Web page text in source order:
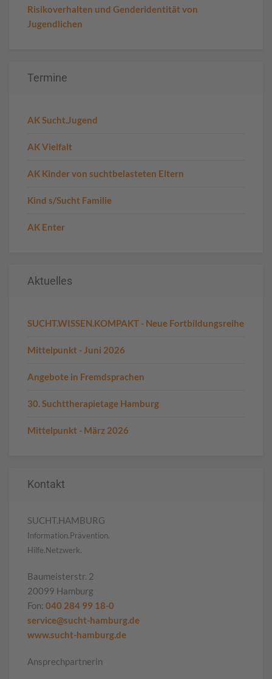
Risikoverhalten und Genderidentität von
Jugendlichen
Termine
AK Sucht.Jugend
AK Vielfalt
AK Kinder von suchtbelasteten Eltern
Kind s/Sucht Familie
AK Enter
Aktuelles
SUCHT.WISSEN.KOMPAKT - Neue Fortbildungsreihe
Mittelpunkt - Juni 2026
Angebote in Fremdsprachen
30. Suchttherapietage Hamburg
Mittelpunkt - März 2026
Kontakt
SUCHT.HAMBURG
Information.Prävention.
Hilfe.Netzwerk.
Baumeisterstr. 2
20099 Hamburg
Fon: 040 284 99 18-0
service@sucht-hamburg.de
www.sucht-hamburg.de
Ansprechpartnerin